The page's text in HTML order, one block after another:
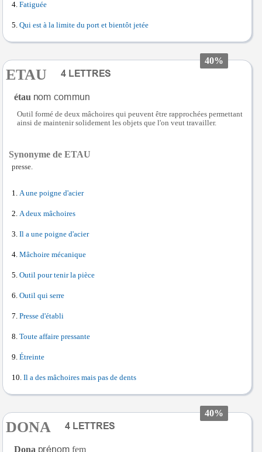
Fatiguée
Qui est à la limite du port et bientôt jetée
40%
ETAU
étau
Outil formé de deux mâchoires qui peuvent être rapprochées permettant
ainsi de maintenir solidement les objets que l'on veut travailler.
Synonyme de ETAU
presse.
A une poigne d'acier
A deux mâchoires
Il a une poigne d'acier
Mâchoire mécanique
Outil pour tenir la pièce
Outil qui serre
Presse d'établi
Toute affaire pressante
Étreinte
Il a des mâchoires mais pas de dents
40%
DONA
Dona
fem